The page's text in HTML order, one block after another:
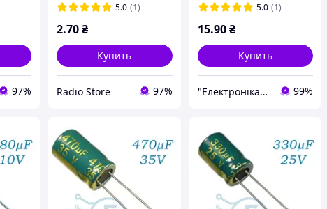
97%
5.0 (1)
2.70₴
Купить
Radio Store 97%
5.0 (1)
15.90 ₴
Купить
"Електроніка" - Інтернет-магазин 99%